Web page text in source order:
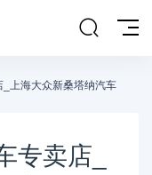
上海大众新桑塔纳汽车
专卖店_